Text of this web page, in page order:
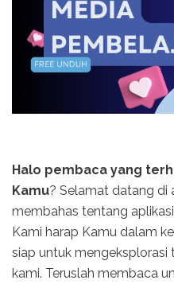
Halo pembaca yang
Kamu? Selamat datang di
membahas tentang
Kami harap Kamu dalam
siap untuk mengeksplorasi
kami. Teruslah membaca